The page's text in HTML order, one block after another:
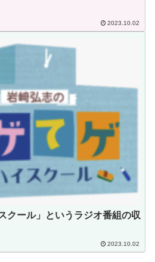
2023.10.02
クール」というラジオ番組の収
2023.10.02